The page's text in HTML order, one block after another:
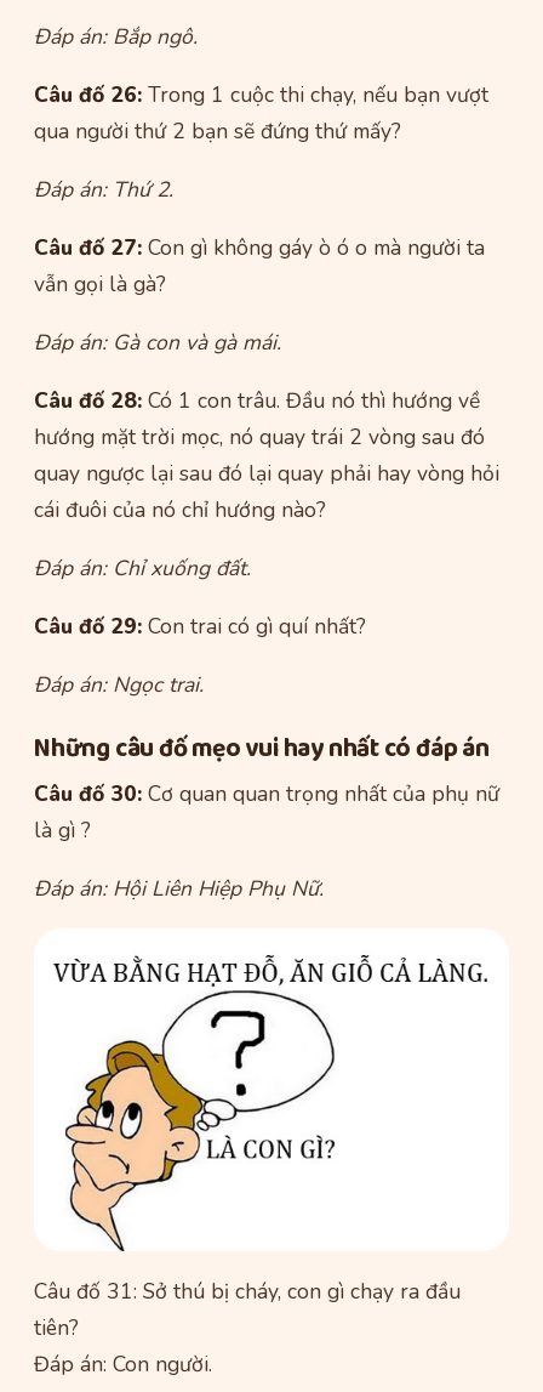
Đáp án: Bắp ngô.
Câu đố 26: Trong 1 cuộc thi chạy, nếu bạn vượt
qua người thứ 2 bạn sẽ đứng thứ mấy?
Đáp án: Thứ 2.
Câu đố 27: Con gì không gáy ò ó o mà người ta
vẫn gọi là gà?
Đáp án: Gà con và gà mái.
Câu đố 28: Có 1 con trâu. Đầu nó thì hướng về
hướng mặt trời mọc, nó quay trái 2 vòng sau đó
quay ngược lại sau đó lại quay phải hay vòng hỏi
cái đuôi của nó chỉ hướng nào?
Đáp án: Chỉ xuống đất.
Câu đố 29: Con trai có gì quí nhất?
Đáp án: Ngọc trai.
Những câu đố mẹo vui hay nhất có đáp án
Câu đố 30: Cơ quan quan trọng nhất của phụ nữ
là gì ?
Đáp án: Hội Liên Hiệp Phụ Nữ.
Câu đố 31: Sở thú bị cháy, con gì chạy ra đầu
tiên?
Đáp án: Con người.